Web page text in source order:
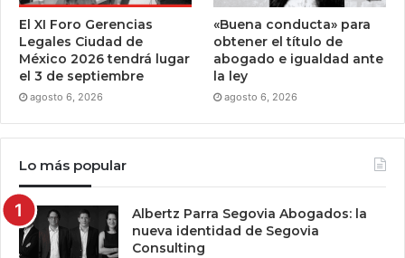
El XI Foro Gerencias
Legales Ciudad de
México 2026 tendrá lugar
el 3 de septiembre
agosto 6, 2026
«Buena conducta» para
obtener el título de
abogado e igualdad ante
la ley
agosto 6, 2026
Lo más popular
Albertz Parra Segovia Abogados: la
nueva identidad de Segovia
Consulting